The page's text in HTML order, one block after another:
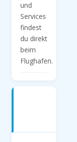
und
Services
findest
du direkt
beim
Flughafen.